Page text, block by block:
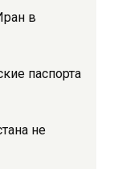
в
паспорта
не